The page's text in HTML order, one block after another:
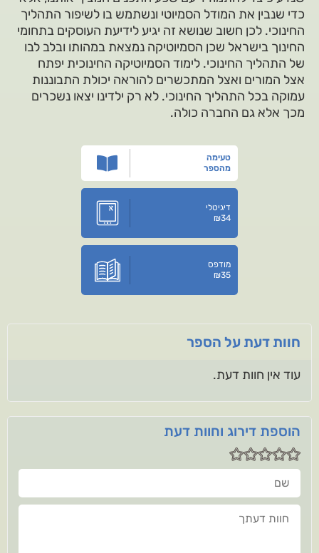
כדי שנבין את המודל הסמיוטי ונשתמש בו לשיפור התהליך
החינוכי. לכן חשוב שנושא זה יגיע לידיעת העוסקים בתחומי
החינוך בישראל שכן הסמיוטיקה נמצאת במהותו ובלב לבו
של התהליך החינוכי. לימוד הסמיוטיקה החינוכית יפתח
אצל המורים ואצל המתכשרים להוראה יכולת התבוננות
עמוקה בכל התהליך החינוכי. לא רק ילדינו יצאו נשכרים
מכך אלא גם החברה כולה.
טעימה
מהספר
דיגיטלי
₪34
מודפס
₪35
חוות דעת על הספר
עוד אין חוות דעת.
הוספת דירוג וחוות דעת
שם
חוות דעתך